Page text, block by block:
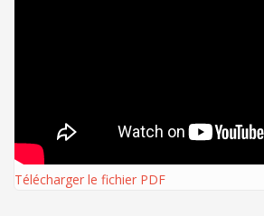
Télécharger le fichier PDF